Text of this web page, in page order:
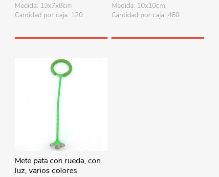
Medida: 13x7x8cm
Cantidad por caja: 120
Medida: 10x10cm
Cantidad por caja: 480
Mete pata con rueda, con
luz, varios colores